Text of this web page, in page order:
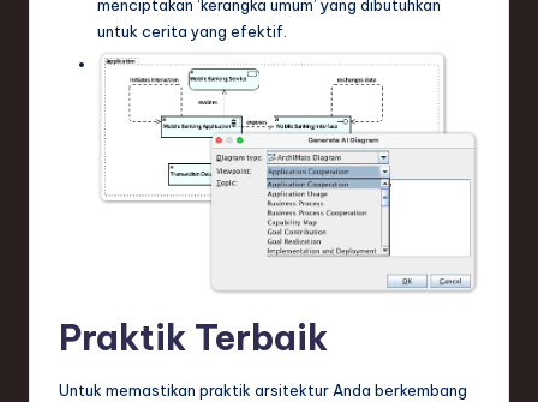
menciptakan ‘kerangka umum’ yang dibutuhkan
untuk cerita yang efektif.
Praktik Terbaik
Untuk memastikan praktik arsitektur Anda berkembang